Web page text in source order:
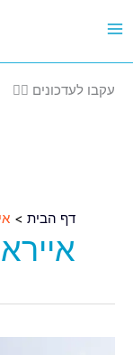
לתוכן
עקבו לעדכונים 👈🏽
דף הבית